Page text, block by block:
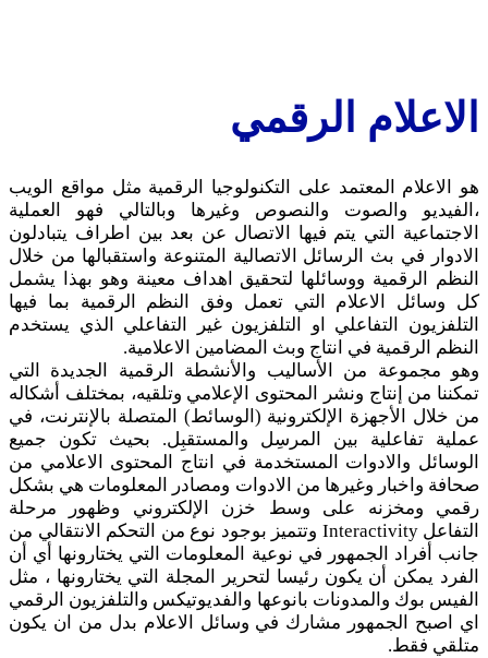
الاعلام الرقمي
هو الاعلام المعتمد على التكنولوجيا الرقمية مثل مواقع الويب
،الفيديو والصوت والنصوص وغيرها وبالتالي فهو العملية
الاجتماعية التي يتم فيها الاتصال عن بعد بين اطراف يتبادلون
الادوار في بث الرسائل الاتصالية المتنوعة واستقبالها من خلال
النظم الرقمية ووسائلها لتحقيق اهداف معينة وهو بهذا يشمل
كل وسائل الاعلام التي تعمل وفق النظم الرقمية بما فيها
التلفزيون التفاعلي او التلفزيون غير التفاعلي الذي يستخدم
النظم الرقمية في انتاج وبث المضامين الاعلامية.
وهو مجموعة من الأساليب والأنشطة الرقمية الجديدة التي
تمكننا من إنتاج ونشر المحتوى الإعلامي وتلقيه، بمختلف أشكاله
من خلال الأجهزة الإلكترونية (الوسائط) المتصلة بالإنترنت، في
عملية تفاعلية بين المرسِل والمستقبِل. بحيث تكون جميع
الوسائل والادوات المستخدمة في انتاج المحتوى الاعلامي من
صحافة واخبار وغيرها من الادوات ومصادر المعلومات هي بشكل
رقمي ومخزنه على وسط خزن الإلكتروني وظهور مرحلة
التفاعل Interactivity وتتميز بوجود نوع من التحكم الانتقالي من
جانب أفراد الجمهور في نوعية المعلومات التي يختارونها أي أن
الفرد يمكن أن يكون رئيسا لتحرير المجلة التي يختارونها ، مثل
الفيس بوك والمدونات بانوعها والفديوتيكس والتلفزيون الرقمي
اي اصبح الجمهور مشارك في وسائل الاعلام بدل من ان يكون
متلقي فقط.